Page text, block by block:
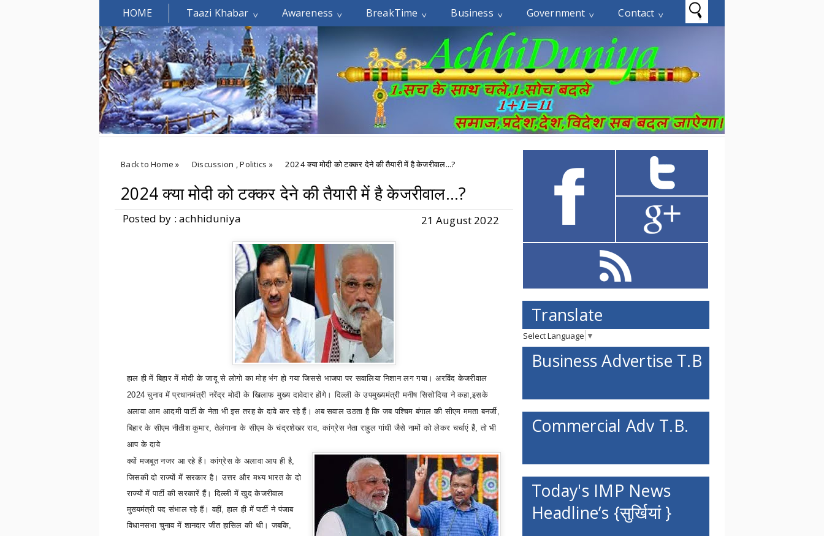
HOME Taazi Khabar Awareness BreakTime Business Government Contact
Welcomes You.....
Back to Home » Discussion ,Politics » 2024 क्या मोदी को टक्कर देने की तैयारी में है केजरीवाल...?
2024 क्या मोदी को टक्कर देने की तैयारी में है केजरीवाल...?
Posted by : achhiduniya 21 August 2022
हाल ही में बिहार मेंमोदी के जादू से लोगो का मोह भंग हो गया जिससे भाजपा पर सवालिया निशान लग गया।अरविंद केजरीवाल
2024चुनाव में प्रधानमंत्री नरेंद्र मोदी के खिलाफ मुख्य दावेदार होंगे। दिल्ली के उपमुख्यमंत्री मनीष सिसोदिया ने कहा,इसके
अलावा आम आदमी पार्टी के नेता भी इस तरह के दावे कर रहे हैं। अब सवाल उठता है कि जब पश्चिम बंगाल की सीएम ममता बनर्जी,
बिहार के सीएम नीतीश कुमार,तेलंगाना के सीएम के चंद्रशेखर राव,कांग्रेस नेता राहुल गांधी जैसे नामों को लेकर चर्चाएं हैं,तो भी
आप के दावे
क्यों मजबूत नजर आ रहे हैं। कांग्रेस के अलावा आप ही है,
जिसकी दो राज्यों में सरकार है। उत्तर और मध्य भारत के दो
राज्यों में पार्टी की सरकारें हैं। दिल्ली में खुद केजरीवाल
मुख्यमंत्री पद संभाल रहे हैं। वहीं,हाल ही में पार्टी ने पंजाब
विधानसभा चुनाव में शानदार जीत हासिल की थी। जबकि,
Translate
Select Language ▼
Business Advertise T.B
Commercial Adv T.B.
Today's IMP News
Headline’s {सुर्खियां }